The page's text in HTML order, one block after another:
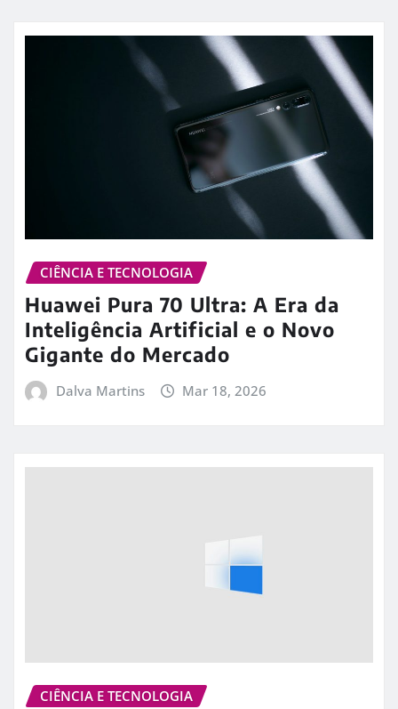
CIÊNCIA E TECNOLOGIA
Huawei Pura 70 Ultra: A Era da
Inteligência Artificial e o Novo
Gigante do Mercado
Dalva Martins Mar 18, 2026
CIÊNCIA E TECNOLOGIA